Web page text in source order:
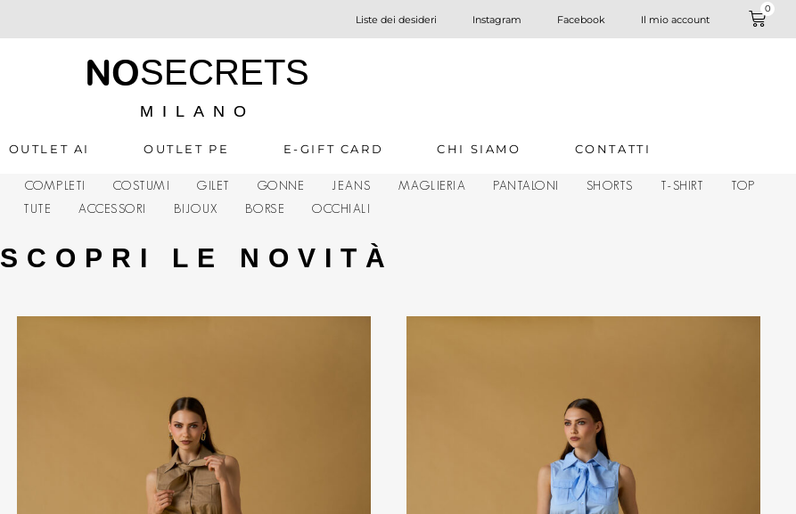
Liste dei desideri Instagram Facebook Il mio account
0
NOSECRETS
MILANO
OUTLET AI OUTLET PE E-GIFT CARD CHI SIAMO CONTATTI
COMPLETI COSTUMI GILET GONNE JEANS MAGLIERIA PANTALONI SHORTS T-SHIRT
TOP
TUTE
ACCESSORI BIJOUX BORSE OCCHIALI
SCOPRI LE NOVITÀ